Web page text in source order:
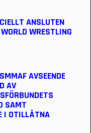
ANSLUTEN
WRESTLING
AVSEENDE
AV
SAMT
I OTILLÅTNA